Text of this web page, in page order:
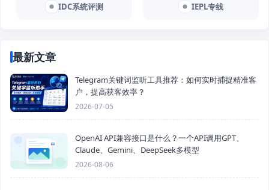
IDC系统评测 IEPL专线
最新文章
Telegram关键词监听工具推荐：如何实时捕捉精准客
户，提高获客效率？
2026-07-05
OpenAI API兼容接口是什么？一个API调用GPT、
Claude、Gemini、DeepSeek多模型
2026-08-06